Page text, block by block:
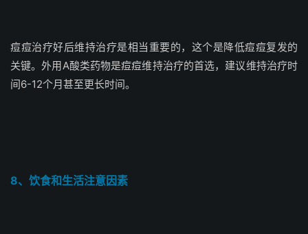
痘痘治疗好后维持治疗是相当重要的，这个是降低痘痘复发的
关键。外用A酸类药物是痘痘维持治疗的首选，建议维持治疗时
间6-12个月甚至更长时间。
8、饮食和生活注意因素